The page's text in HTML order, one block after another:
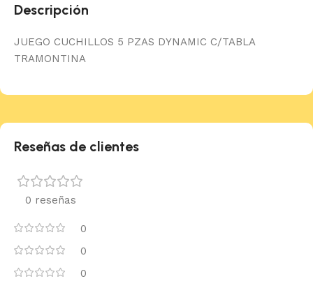
Descripción
JUEGO CUCHILLOS 5 PZAS DYNAMIC C/TABLA
TRAMONTINA
Reseñas de clientes
0 reseñas
0
0
0